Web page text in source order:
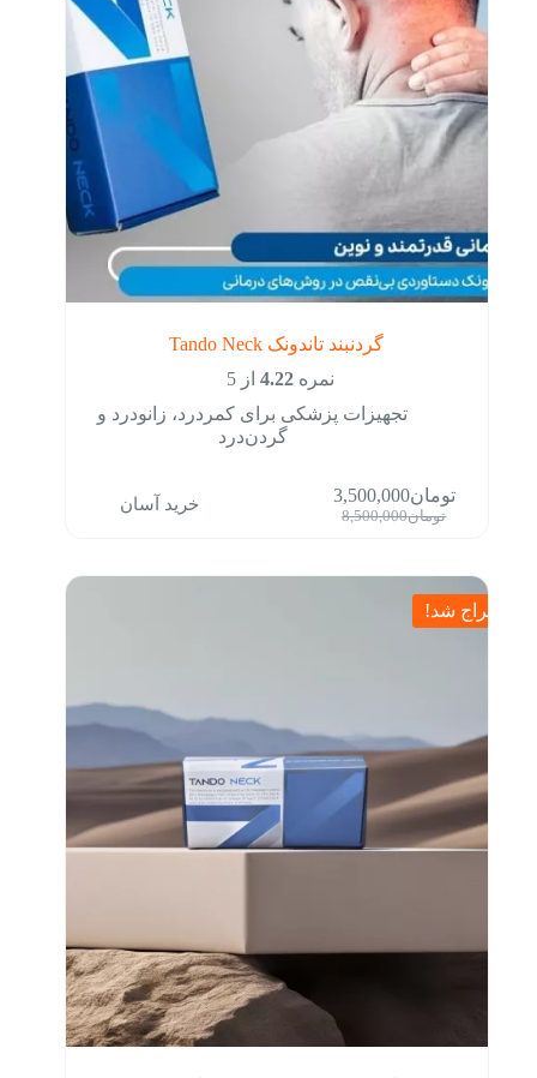
گردنبند تاندونک Tando Neck
نمره 4.22از 5
تجهیزات پزشکی برای کمردرد، زانودرد و
گردن‌درد
تومان8,500,000
قیمت
بود.
تومان3,500,000
قیمت
خرید آسان
حراج شد!